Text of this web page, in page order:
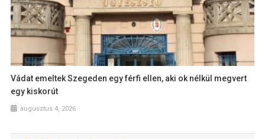
Vádat emeltek Szegeden egy férfi ellen, aki ok nélkül megvert
egy kiskorút
augusztus 4, 2026